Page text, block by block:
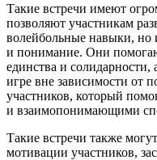
Такие встречи имеют
позволяют участникам
волейбольные навыки, но
и понимание. Они
единства и
игре вне зависимости от
участников, который
и взаимопонимающими
Такие встречи также
мотивации участников,